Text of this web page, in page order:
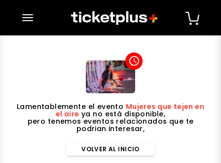
desplegar navegación
access_time
Lamentablemente el evento Mujeres que tejen en
el aire ya no está disponible,
pero tenemos eventos relacionados que te
podrian interesar,
VOLVER AL INICIO